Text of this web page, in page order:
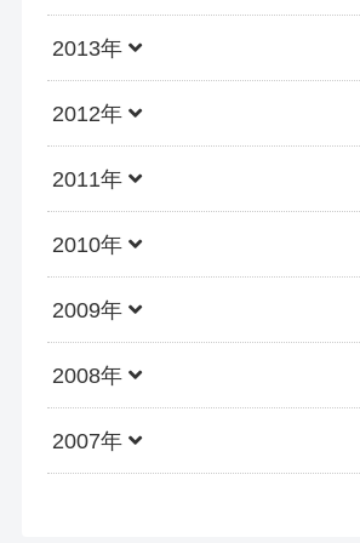
2013年
2012年
2011年
2010年
2009年
2008年
2007年